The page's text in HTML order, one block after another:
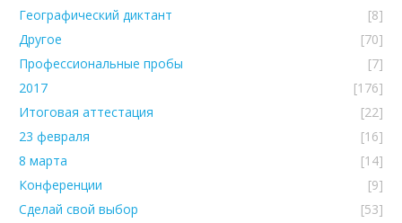
Географический диктант
[8]
Другое
[70]
Профессиональные пробы
[7]
2017
[176]
Итоговая аттестация
[22]
23 февраля
[16]
8 марта
[14]
Конференции
[9]
Сделай свой выбор
[53]